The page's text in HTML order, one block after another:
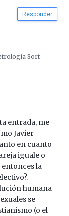
Responder
Sort
entrada, me
Javier
en cuanto
iguale o
entonces la
humana
se
(o el